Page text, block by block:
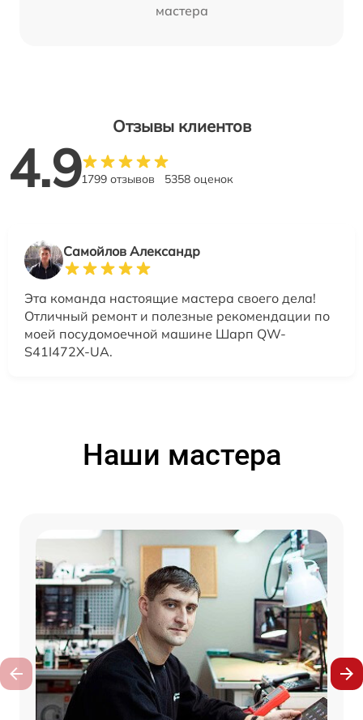
мастера
Отзывы клиентов
4.91799 отзывов 5358 оценок
Самойлов Александр
Эта команда настоящие мастера своего дела!
Отличный ремонт и полезные рекомендации по
моей посудомоечной машине Шарп QW-
S41I472X-UA.
Наши мастера